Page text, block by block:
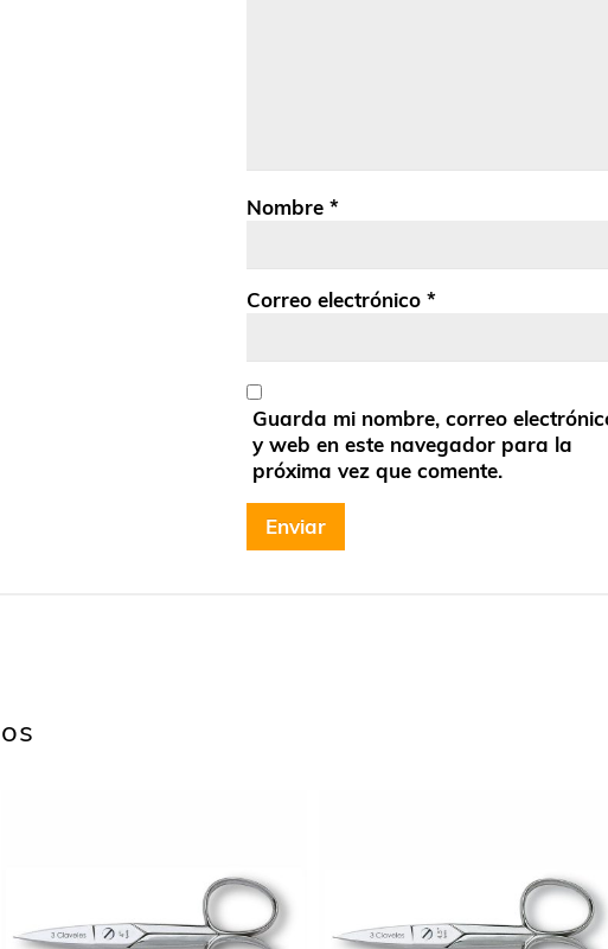
Nombre *
Correo electrónico *
Guarda mi nombre, correo
y web en este navegador para la
próxima vez que comente.